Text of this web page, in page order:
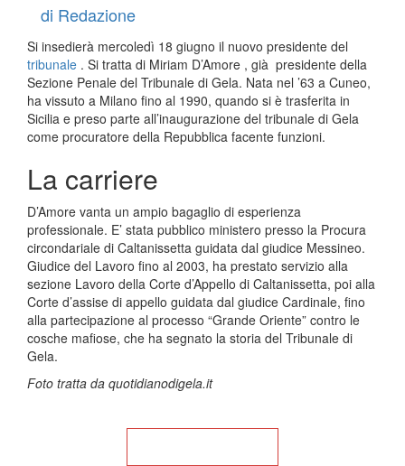
di Redazione
Si insedierà mercoledì 18 giugno il nuovo presidente del
tribunale . Si tratta di Miriam D’Amore , già presidente della
Sezione Penale del Tribunale di Gela. Nata nel ’63 a Cuneo,
ha vissuto a Milano fino al 1990, quando si è trasferita in
Sicilia e preso parte all’inaugurazione del tribunale di Gela
come procuratore della Repubblica facente funzioni.
La carriere
D’Amore vanta un ampio bagaglio di esperienza
professionale. E’ stata pubblico ministero presso la Procura
circondariale di Caltanissetta guidata dal giudice Messineo.
Giudice del Lavoro fino al 2003, ha prestato servizio alla
sezione Lavoro della Corte d’Appello di Caltanissetta, poi alla
Corte d’assise di appello guidata dal giudice Cardinale, fino
alla partecipazione al processo “Grande Oriente” contro le
cosche mafiose, che ha segnato la storia del Tribunale di
Gela.
Foto tratta da quotidianodigela.it